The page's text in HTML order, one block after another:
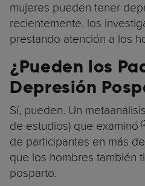
mujeres pueden tener
recientemente, los
prestando atención a los
¿Pueden los
Depresión
Sí, pueden. Un
de estudios) que examinó
de participantes en más
que los hombres también
posparto.